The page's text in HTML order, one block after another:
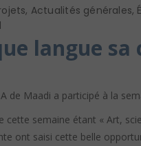
, Actualités générales,
langue sa
de Maadi a participé à la
cette semaine étant « Art,
ont saisi cette belle